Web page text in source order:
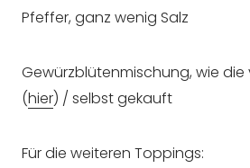
Pfeffer, ganz wenig Salz
Gewürzblütenmischung, wie
(hier) / selbst gekauft
Für die weiteren Toppings: